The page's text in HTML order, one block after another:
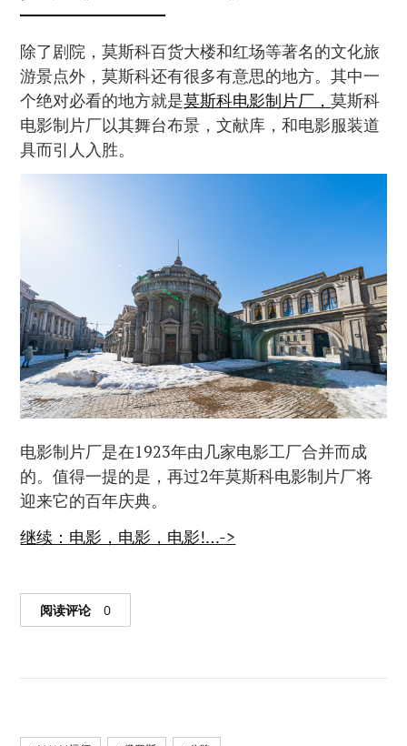
除了剧院，莫斯科百货大楼和红场等著名的文化旅
游景点外，莫斯科还有很多有意思的地方。其中一
个绝对必看的地方就是莫斯科电影制片厂，莫斯科
电影制片厂以其舞台布景，文献库，和电影服装道
具而引人入胜。
电影制片厂是在1923年由几家电影工厂合并而成
的。值得一提的是，再过2年莫斯科电影制片厂将
迎来它的百年庆典。
继续：电影，电影，电影!…->
阅读评论 0